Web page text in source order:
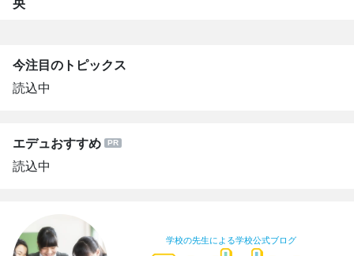
央
今注目のトピックス
読込中
エデュおすすめ
読込中
学校の先生による学校公式ブログ